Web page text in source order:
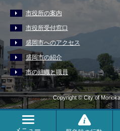
市役所の案内
市役所受付窓口
盛岡市へのアクセス
盛岡市の紹介
市の組織と職員
Copyright © City of